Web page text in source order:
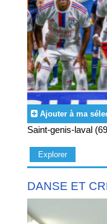
Ajouter à ma
Saint-genis-laval
Explorer
DANSE ET